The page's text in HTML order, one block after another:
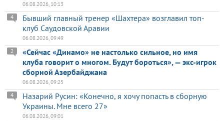
06.08.2026, 10:13
Бывший главный тренер «Шахтера» возглавил топ-
клуб Саудовской Аравии
4
06.08.2026, 09:49
«Сейчас «Динамо» не настолько сильное, но имя
клуба говорит о многом. Будут бороться», — экс-игрок
сборной Азербайджана
2
06.08.2026, 09:25
Назарий Русин: «Конечно, я хочу попасть в сборную
Украины. Мне всего 27»
4
06.08.2026, 09:01